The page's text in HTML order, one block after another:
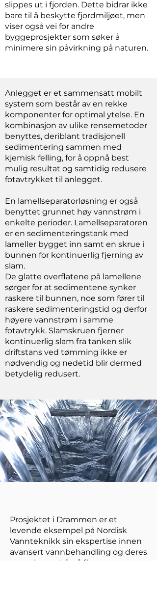
slippes ut i fjorden. Dette bidrar ikke
bare til å beskytte fjordmiljøet, men
viser også vei for andre
byggeprosjekter som søker å
minimere sin påvirkning på naturen.
Anlegget er et sammensatt mobilt
system som består av en rekke
komponenter for optimal ytelse. En
kombinasjon av ulike rensemetoder
benyttes, deriblant tradisjonell
sedimentering sammen med
kjemisk felling, for å oppnå best
mulig resultat og samtidig redusere
fotavtrykket til anlegget.
En lamellseparatorløsning er også
benyttet grunnet høy vannstrøm i
enkelte perioder. Lamellseparatoren
er en sedimenteringstank med
lameller bygget inn samt en skrue i
bunnen for kontinuerlig fjerning av
slam.
De glatte overflatene på lamellene
sørger for at sedimentene synker
raskere til bunnen, noe som fører til
raskere sedimenteringstid og derfor
høyere vannstrøm i samme
fotavtrykk. Slamskruen fjerner
kontinuerlig slam fra tanken slik
driftstans ved tømming ikke er
nødvendig og nedetid blir dermed
betydelig redusert.
Prosjektet i Drammen er et
levende eksempel på Nordisk
Vannteknikk sin ekspertise innen
avansert vannbehandling og deres
engasjement for å finne